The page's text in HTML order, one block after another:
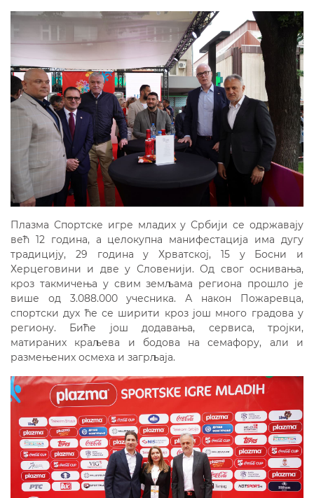
Плазма Спортске игре младих у Србији се одржавају
већ 12 година, а целокупна манифестација има дугу
традицију, 29 година у Хрватској, 15 у Босни и
Херцеговини и две у Словенији. Од свог оснивања,
кроз такмичења у свим земљама региона прошло је
више од 3.088.000 учесника. А након Пожаревца,
спортски дух ће се ширити кроз још много градова у
региону. Биће још додавања, сервиса, тројки,
матираних краљева и бодова на семафору, али и
размењених осмеха и загрљаја.